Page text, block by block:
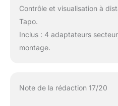
Contrôle et visualisation à
Tapo.
Inclus : 4 adaptateurs
montage.
Note de la rédaction 17/20